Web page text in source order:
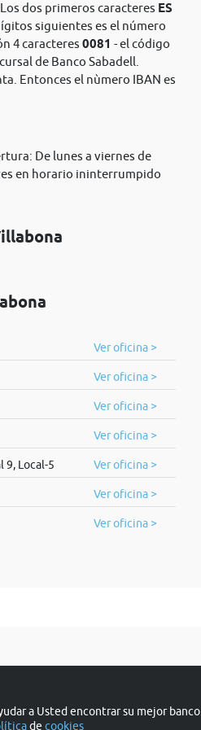
dos primeros caracteres ES
siguientes es el número
4 caracteres 0081 - el código
de Banco Sabadell.
Entonces el nùmero IBAN es
De lunes a viernes de
en horario ininterrumpido
Ver oficina >
Ver oficina >
Ver oficina >
Ver oficina >
9, Local-5 Ver oficina >
Ver oficina >
Ver oficina >
a Usted encontrar su mejor banco.
de cookies